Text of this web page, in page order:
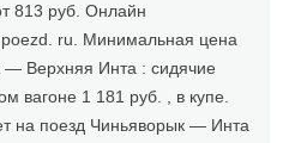
813 руб. Онлайн
ru. Минимальная цена
— Верхняя Инта : сидячие
вагоне 1 181 руб. , в купе.
на поезд Чиньяворык — Инта